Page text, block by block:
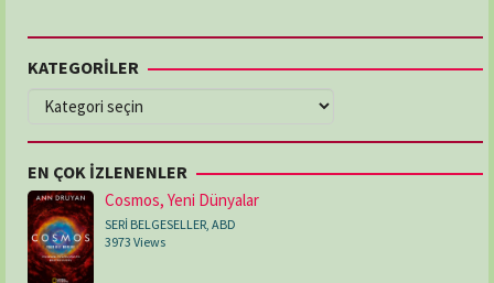
KATEGORİLER
KATEGORİLER
EN ÇOK İZLENENLER
Cosmos, Yeni Dünyalar
SERİ BELGESELLER, ABD
3973 Views